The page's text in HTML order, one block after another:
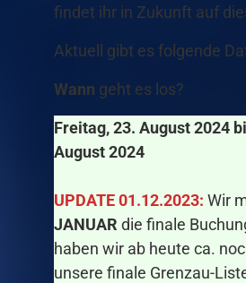
findet ihr in Zukunft auf
Aktuell gibt es folgende
Wann geht es los?
Freitag, 23. August 2024
August 2024
UPDATE 01.12.2023: Wir
JANUAR die finale
haben wir ab heute ca.
unsere finale Grenzau-